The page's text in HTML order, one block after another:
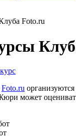
Foto.ru
Foto.ru
может